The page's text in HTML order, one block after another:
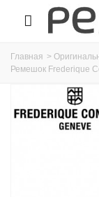
Главная >
Ремешок Frederique